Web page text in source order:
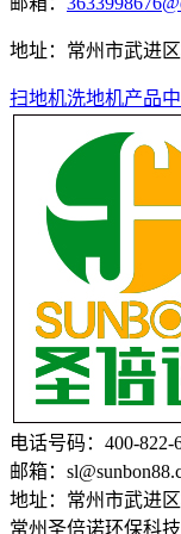
地址：常州市武进
扫地机洗地机产品
电话号码：400-822-
邮箱：
地址：常州市武进
常州圣倍诺环保科